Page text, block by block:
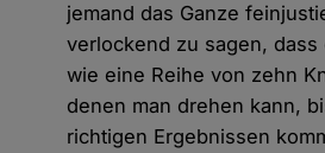
jemand das Ganze
verlockend zu sagen, dass
wie eine Reihe von zehn
denen man drehen kann,
richtigen Ergebnissen